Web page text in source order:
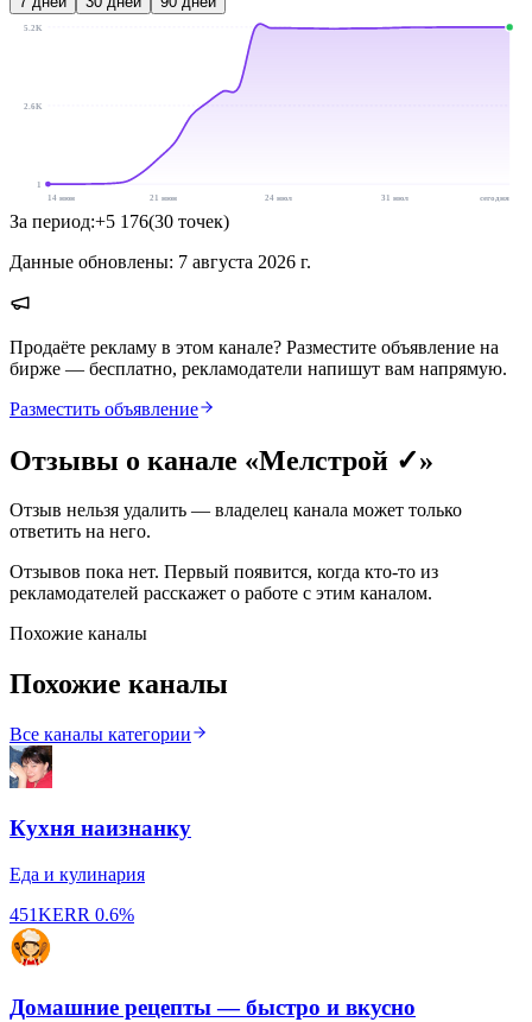
5.2K
2.6K
1
14 июн
21 июн 24 июл 31 июл сегодня
За период:+5 176(30 точек)
Данные обновлены: 7 августа 2026 г.
Продаёте рекламу в этом канале? Разместите объявление на
бирже — бесплатно, рекламодатели напишут вам напрямую.
Разместить объявление
Отзывы о канале «Мелстрой ✓»
Отзыв нельзя удалить — владелец канала может только
ответить на него.
Отзывов пока нет. Первый появится, когда кто-то из
рекламодателей расскажет о работе с этим каналом.
Похожие каналы
Похожие каналы
Все каналы категории
Кухня наизнанку
Еда и кулинария
451KERR 0.6%
Домашние рецепты — быстро и вкусно